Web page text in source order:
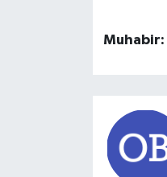
Muhabir: